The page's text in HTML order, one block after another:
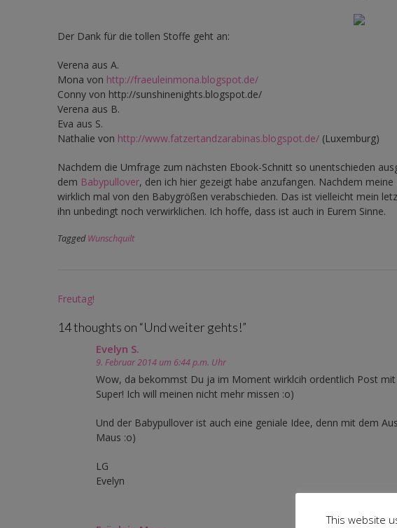
Der Dank für die tollen Stoffe geht an:
Verena aus A.
Mona von http://fraeuleinmona.blogspot.de/
Conny von http://sunshinenights.blogspot.de/
Verena aus B.
Eva aus S.
Nathalie von http://www.fatzertandzarabinas.blogspot.de/ (Luxemburg)
Nachdem die Umfrage zum nächsten Ebook-Schnitt so unentschieden
dem Babypullover, den ich hier gezeigt habe anzufangen. Nachdem
wirklich mal von den Babygrößen verabschieden. Das ist vielleicht mein
ihn unbedingt noch verwirklichen. Ich hoffe, dass ist auch in Eurem Sinne.
TaggedWunschquilt
Post
Freutag!
14 thoughts on “Und weiter gehts!”
Evelyn S.
9. Februar 2014 um 6:44 p.m. Uhr
Wow, da bekommst Du ja im Moment wirklcih ordentlich Post
Super! Ich will meinen nicht mehr missen :o)
Und der Babypullover ist auch eine geniale Idee, denn mit dem
Maus :o)
LG
Evelyn
This website